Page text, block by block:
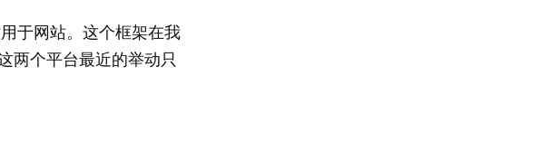
于网站。这个框架在我
两个平台最近的举动只